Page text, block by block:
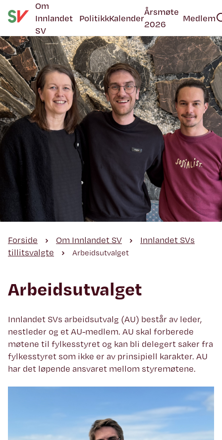
Om
Innlandet
SV
PolitikkKalender
Årsmøte
2026
Medlem
Forside Om Innlandet SV
Innlandet SVs
tillitsvalgte
Arbeidsutvalget
Arbeidsutvalget
Innlandet SVs arbeidsutvalg (AU) består av leder,
nestleder og et AU-medlem. AU skal forberede
møtene til fylkesstyret og kan bli delegert saker fra
fylkesstyret som ikke er av prinsipiell karakter. AU
har det løpende ansvaret mellom styremøtene.